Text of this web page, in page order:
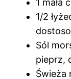
1/2
Sól
pieprz,
Świeża